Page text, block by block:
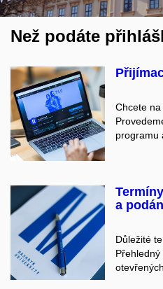
Než podáte
Chcete
programu
a
Důležité